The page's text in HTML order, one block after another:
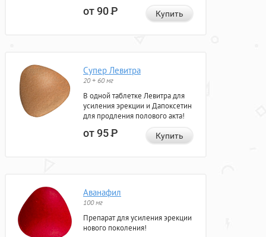
от 90Р Купить
Супер Левитра
20 + 60 мг
В одной таблетке Левитра для
усиления эрекции и Дапоксетин
для продления полового акта!
от 95Р Купить
Аванафил
100 мг
Препарат для усиления эрекции
нового поколения!